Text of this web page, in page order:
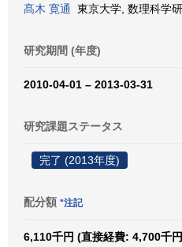
髙木 寛通
東京大学, 数理科学
研究期間 (年度)
2010-04-01 – 2013-03-31
研究課題ステータス
完了 (2013年度)
配分額 *注記
6,110千円 (直接経費: 4,700千